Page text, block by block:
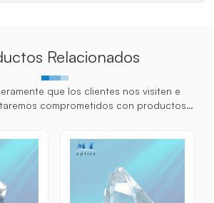
Relacionados
que los clientes nos visiten e
comprometidos con productos